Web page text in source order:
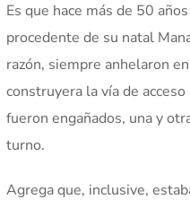
Es que hace más de 50
procedente de su natal
razón, siempre anhelaron
construyera la vía de
fueron engañados, una y
turno.
Agrega que, inclusive,